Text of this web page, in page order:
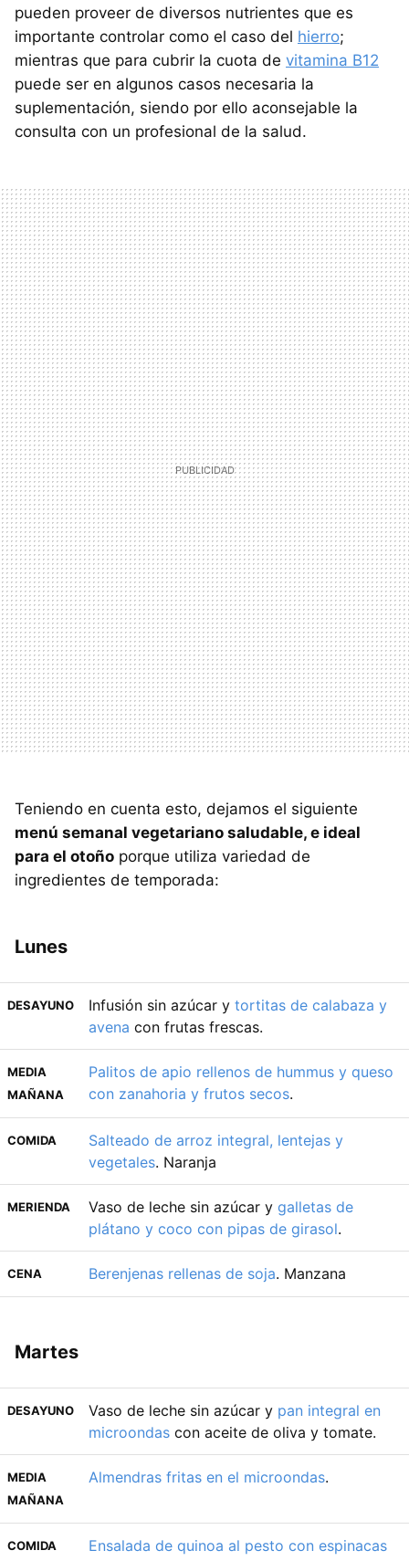
pueden proveer de diversos nutrientes que es
importante controlar como el caso del hierro;
mientras que para cubrir la cuota de vitamina B12
puede ser en algunos casos necesaria la
suplementación, siendo por ello aconsejable la
consulta con un profesional de la salud.
Teniendo en cuenta esto, dejamos el siguiente
menú semanal vegetariano saludable, e ideal
para el otoño porque utiliza variedad de
ingredientes de temporada:
Lunes
DESAYUNO Infusión sin azúcar y tortitas de calabaza y
avena con frutas frescas.
MEDIA
MAÑANA
Palitos de apio rellenos de hummus y queso
con zanahoria y frutos secos.
COMIDA
Salteado de arroz integral, lentejas y
vegetales. Naranja
MERIENDA Vaso de leche sin azúcar y galletas de
plátano y coco con pipas de girasol.
CENA Berenjenas rellenas de soja. Manzana
Martes
DESAYUNO Vaso de leche sin azúcar y pan integral en
microondas con aceite de oliva y tomate.
MEDIA
MAÑANA
Almendras fritas en el microondas.
COMIDA
Ensalada de quinoa al pesto con espinacas